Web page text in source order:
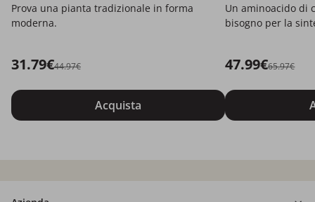
Prova una pianta tradizionale in forma
moderna.
31.79€44.97€
Acquista
Un aminoacido di
bisogno per la
47.99€65.97€